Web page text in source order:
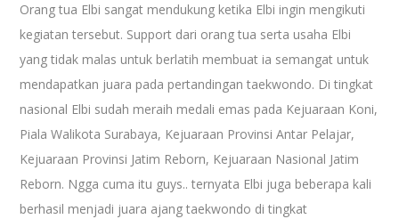
Orang tua Elbi sangat mendukung ketika Elbi ingin mengikuti
kegiatan tersebut. Support dari orang tua serta usaha Elbi
yang tidak malas untuk berlatih membuat ia semangat untuk
mendapatkan juara pada pertandingan taekwondo. Di tingkat
nasional Elbi sudah meraih medali emas pada Kejuaraan Koni,
Piala Walikota Surabaya, Kejuaraan Provinsi Antar Pelajar,
Kejuaraan Provinsi Jatim Reborn, Kejuaraan Nasional Jatim
Reborn. Ngga cuma itu guys.. ternyata Elbi juga beberapa kali
berhasil menjadi juara ajang taekwondo di tingkat